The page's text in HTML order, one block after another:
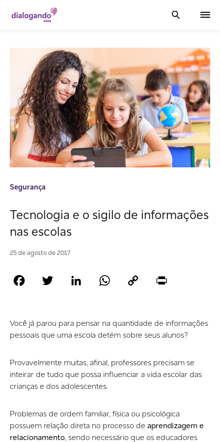
Segurança
Tecnologia e o sigilo de informações
nas escolas
25 de agosto de 2017
Facebook Twitter LinkedIn WhatsAppCopy
Você já parou para pensar na quantidade de informações
pessoais que uma escola detém sobre seus alunos?
Provavelmente muitas, afinal, professores precisam se
inteirar de tudo que possa influenciar a vida escolar das
crianças e dos adolescentes.
Problemas de ordem familiar, física ou psicológica
possuem relação direta no processo de aprendizagem e
relacionamento, sendo necessário que os educadores